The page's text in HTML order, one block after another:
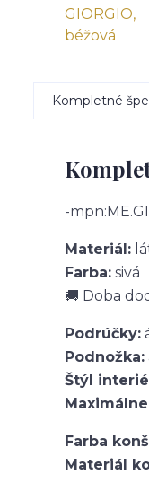
Kompletné
-
Materiál:
Farba: sivá
🚚 Doba
Podrúčky:
Podnožka:
Štýl
Farba
Materiál